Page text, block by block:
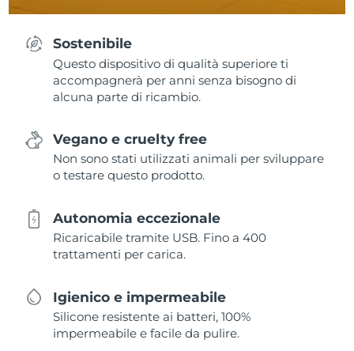
Sostenibile
Questo dispositivo di qualità superiore ti
accompagnerà per anni senza bisogno di
alcuna parte di ricambio.
Vegano e cruelty free
Non sono stati utilizzati animali per sviluppare
o testare questo prodotto.
Autonomia eccezionale
Ricaricabile tramite USB. Fino a 400
trattamenti per carica.
Igienico e impermeabile
Silicone resistente ai batteri, 100%
impermeabile e facile da pulire.